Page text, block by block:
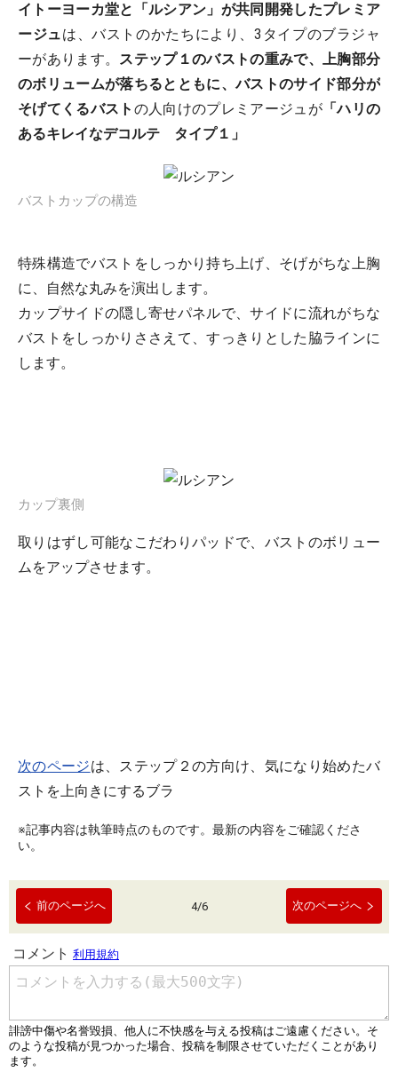
イトーヨーカ堂と「ルシアン」が共同開発したプレミア
ージュは、バストのかたちにより、3タイプのブラジャ
ーがあります。 ステップ１のバストの重みで、上胸部分
のボリュームが落ちるとともに、バストのサイド部分が
そげてくるバスト の人向けのプレミアージュが 「ハリの
あるキレイなデコルテ タイプ１ 」
バストカップの構造
特殊構造でバストをしっかり持ち上げ、そげがちな上胸
に、自然な丸みを演出します。
カップサイドの隠し寄せパネルで、サイドに流れがちな
バストをしっかりささえて、すっきりとした脇ラインに
します。
カップ裏側
取りはずし可能なこだわりパッドで、バストのボリュー
ムをアップさせます。
次のページは、ステップ２の方向け、気になり始めたバ
ストを上向きにするブラ
※記事内容は執筆時点のものです。最新の内容をご確認くださ
い。
前のページへ 4/6 次のページへ